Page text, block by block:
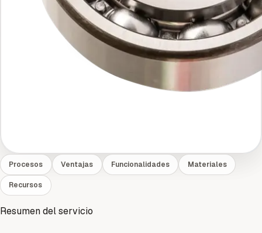
Procesos Ventajas Funcionalidades Materiales
Recursos
Resumen del servicio